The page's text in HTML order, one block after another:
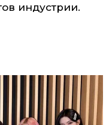
индустрии.